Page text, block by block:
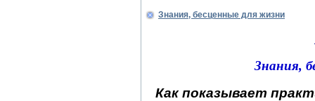
Знания, бесценные для жизни
Знания,
Как показывает